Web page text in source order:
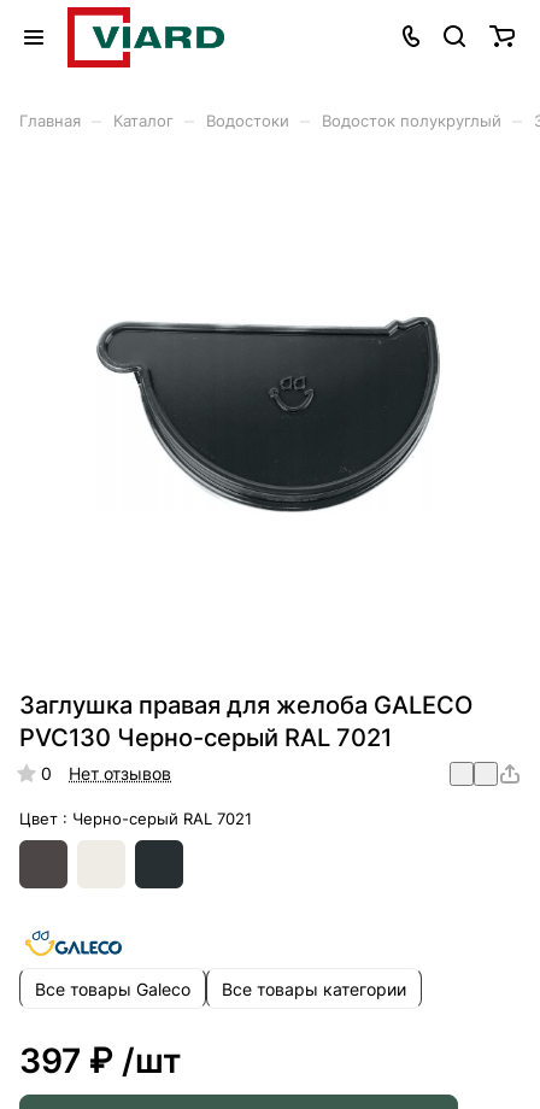
Главная Каталог Водостоки Водосток полукруглый
Заглушка правая для желоба GALECO
PVC130 Черно-серый RAL 7021
0 Нет отзывов
Цвет : Черно-серый RAL 7021
Все товары Galeco Все товары категории
397 ₽ /шт